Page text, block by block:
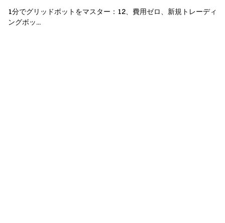
ユーザーがGateで他の活動に同時に参加する場合、
1つの活動からのみ報酬を受け取ることができます。
1分でグリッドボットをマスター：12、費用ゼロ、新規トレーディ
ングボッ...